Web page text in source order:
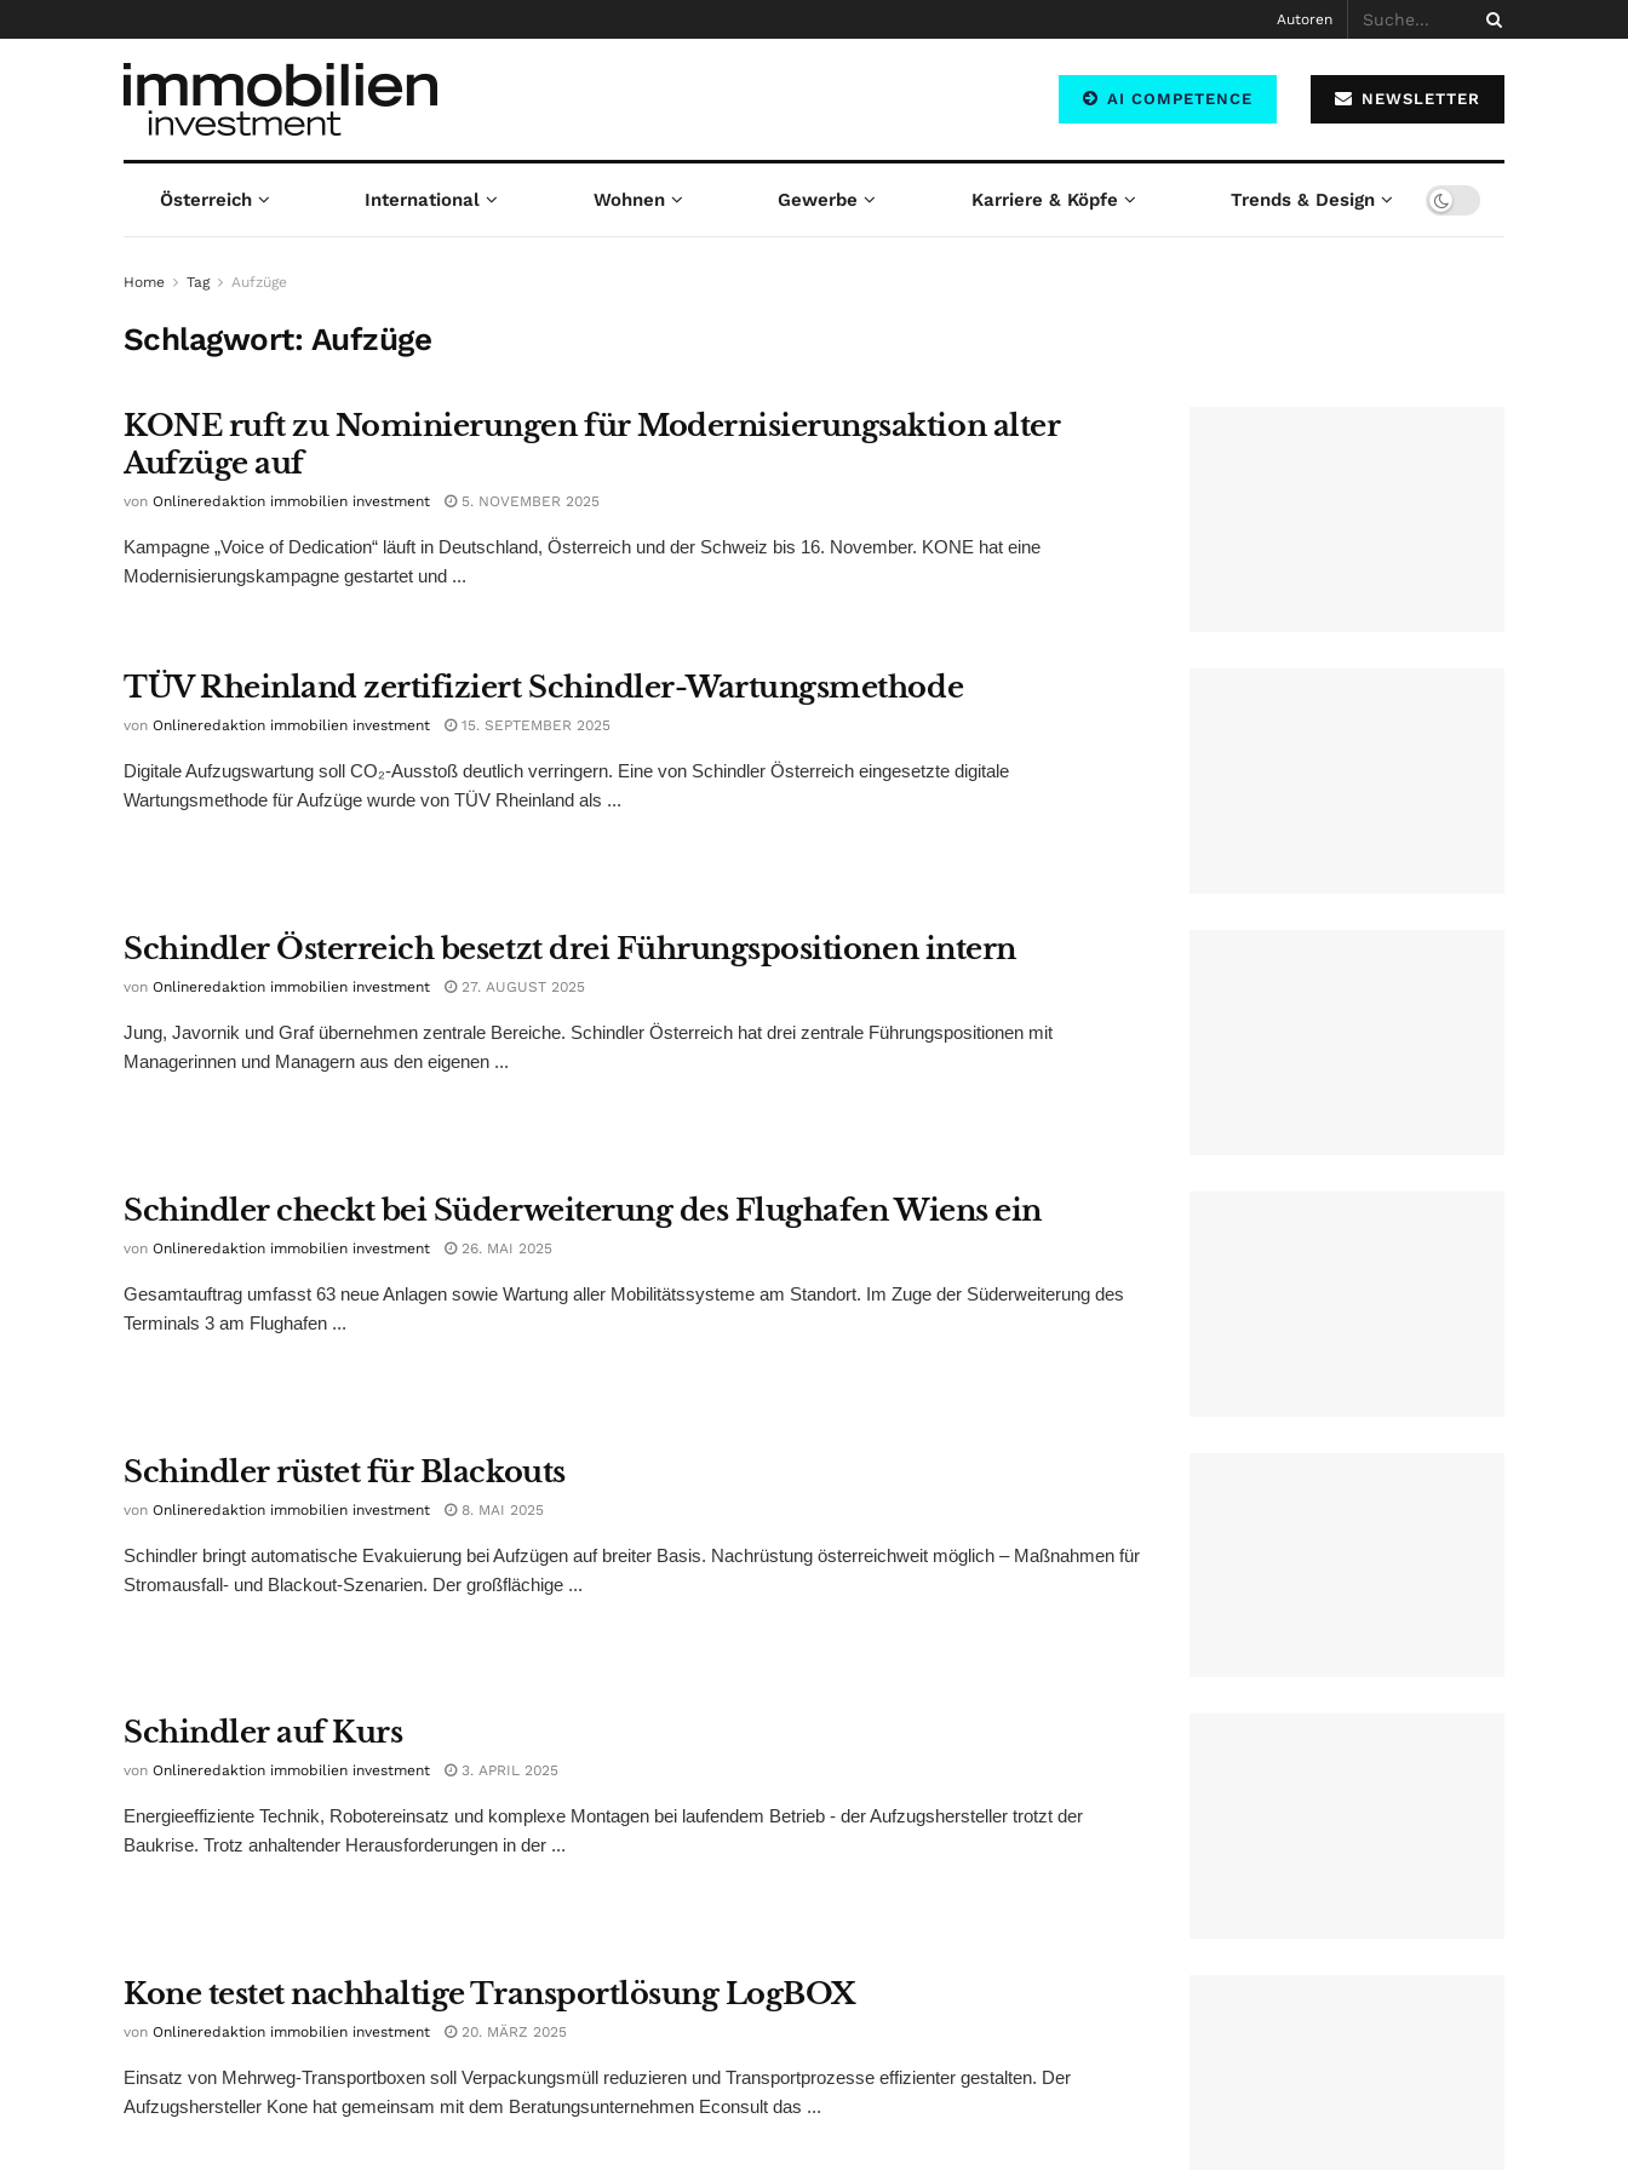
Autoren
AI COMPETENCE NEWSLETTER
Österreich International Wohnen Gewerbe Karriere & Köpfe Trends & Design
Home Tag Aufzüge
Schlagwort: Aufzüge
KONE ruft zu Nominierungen für Modernisierungsaktion alter
Aufzüge auf
von Onlineredaktion immobilien investment 5. NOVEMBER 2025
Kampagne „Voice of Dedication“ läuft in Deutschland, Österreich und der Schweiz bis 16. November. KONE hat eine
Modernisierungskampagne gestartet und ...
TÜV Rheinland zertifiziert Schindler-Wartungsmethode
von Onlineredaktion immobilien investment 15. SEPTEMBER 2025
Digitale Aufzugswartung soll CO₂-Ausstoß deutlich verringern. Eine von Schindler Österreich eingesetzte digitale
Wartungsmethode für Aufzüge wurde von TÜV Rheinland als ...
Schindler Österreich besetzt drei Führungspositionen intern
von Onlineredaktion immobilien investment 27. AUGUST 2025
Jung, Javornik und Graf übernehmen zentrale Bereiche. Schindler Österreich hat drei zentrale Führungspositionen mit
Managerinnen und Managern aus den eigenen ...
Schindler checkt bei Süderweiterung des Flughafen Wiens ein
von Onlineredaktion immobilien investment 26. MAI 2025
Gesamtauftrag umfasst 63 neue Anlagen sowie Wartung aller Mobilitätssysteme am Standort. Im Zuge der Süderweiterung des
Terminals 3 am Flughafen ...
Schindler rüstet für Blackouts
von Onlineredaktion immobilien investment 8. MAI 2025
Schindler bringt automatische Evakuierung bei Aufzügen auf breiter Basis. Nachrüstung österreichweit möglich – Maßnahmen für
Stromausfall- und Blackout-Szenarien. Der großflächige ...
Schindler auf Kurs
von Onlineredaktion immobilien investment 3. APRIL 2025
Energieeffiziente Technik, Robotereinsatz und komplexe Montagen bei laufendem Betrieb - der Aufzugshersteller trotzt der
Baukrise. Trotz anhaltender Herausforderungen in der ...
Kone testet nachhaltige Transportlösung LogBOX
von Onlineredaktion immobilien investment 20. MÄRZ 2025
Einsatz von Mehrweg-Transportboxen soll Verpackungsmüll reduzieren und Transportprozesse effizienter gestalten. Der
Aufzugshersteller Kone hat gemeinsam mit dem Beratungsunternehmen Econsult das ...